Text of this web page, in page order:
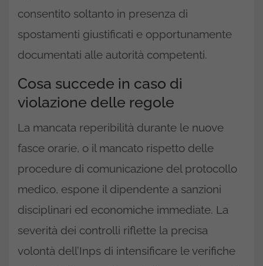
consentito soltanto in presenza di
spostamenti giustificati e opportunamente
documentati alle autorità competenti.
Cosa succede in caso di
violazione delle regole
La mancata reperibilità durante le nuove
fasce orarie, o il mancato rispetto delle
procedure di comunicazione del protocollo
medico, espone il dipendente a sanzioni
disciplinari ed economiche immediate. La
severità dei controlli riflette la precisa
volontà dell’Inps di intensificare le verifiche